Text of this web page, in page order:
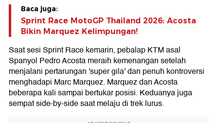
Baca juga:
Sprint Race MotoGP Thailand 2026: Acosta
Bikin Marquez Kelimpungan!
Saat sesi Sprint Race kemarin, pebalap KTM asal
Spanyol Pedro Acosta meraih kemenangan setelah
menjalani pertarungan 'super gila' dan penuh kontroversi
menghadapi Marc Marquez. Marquez dan Acosta
beberapa kali sampai bertukar posisi. Keduanya juga
sempat side-by-side saat melaju di trek lurus.